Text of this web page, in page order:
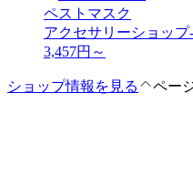
ペストマスク
アクセサリーショップ
3,457円～
ショップ情報を見る ペー